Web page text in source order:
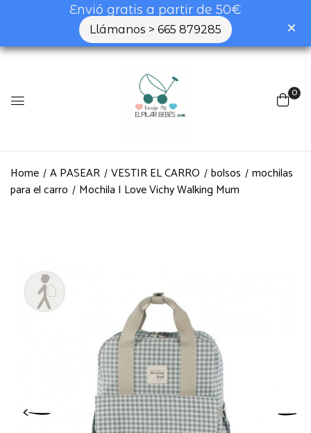
Envió gratis a partir de 50€
Llámanos > 665 879285
0
Home A PASEAR VESTIR EL CARRO bolsos
mochilas
para el carro
Mochila I Love Vichy Walking Mum